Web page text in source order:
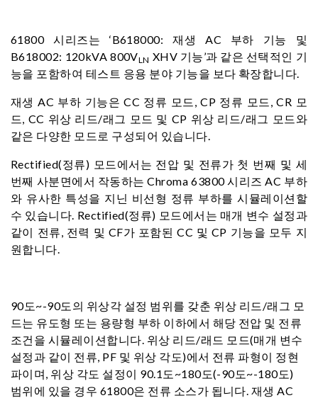
61800 시리즈는 ‘B618000: 재생 AC 부하 기능 및
B618002: 120kVA 800VLN XHV 기능’과 같은 선택적인 기
능을 포함하여 테스트 응용 분야 기능을 보다 확장합니다.
재생 AC 부하 기능은 CC 정류 모드, CP 정류 모드, CR 모
드, CC 위상 리드/래그 모드 및 CP 위상 리드/래그 모드와
같은 다양한 모드로 구성되어 있습니다.
Rectified(정류) 모드에서는 전압 및 전류가 첫 번째 및 세
번째 사분면에서 작동하는 Chroma 63800 시리즈 AC 부하
와 유사한 특성을 지닌 비선형 정류 부하를 시뮬레이션할
수 있습니다. Rectified(정류) 모드에서는 매개 변수 설정과
같이 전류, 전력 및 CF가 포함된 CC 및 CP 기능을 모두 지
원합니다.
90도~-90도의 위상각 설정 범위를 갖춘 위상 리드/래그 모
드는 유도형 또는 용량형 부하 이하에서 해당 전압 및 전류
조건을 시뮬레이션합니다. 위상 리드/래드 모드(매개 변수
설정과 같이 전류, PF 및 위상 각도)에서 전류 파형이 정현
파이며, 위상 각도 설정이 90.1도~180도(-90도~-180도)
범위에 있을 경우 61800은 전류 소스가 됩니다. 재생 AC